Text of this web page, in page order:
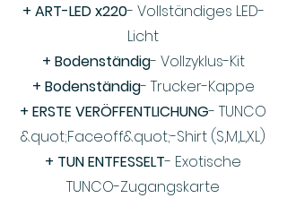
+ ART-LED x220- Vollständiges LED-
Licht
+ Bodenständig- Vollzyklus-Kit
+ Bodenständig- Trucker-Kappe
+ ERSTE VERÖFFENTLICHUNG- TUNCO
&quot;Faceoff&quot;-Shirt (S,M,L,XL)
+ TUN ENTFESSELT- Exotische
TUNCO-Zugangskarte